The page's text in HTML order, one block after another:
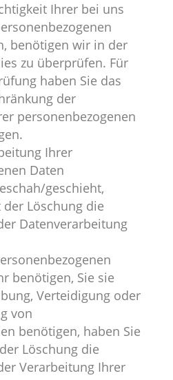
Ihrer bei uns
benötigen wir in der
zu überprüfen. Für
haben Sie das
der
personenbezogenen
Ihrer
Daten
geschieht,
Löschung die
Datenverarbeitung
benötigen, Sie sie
Verteidigung oder
von
benötigen, haben Sie
Löschung die
Verarbeitung Ihrer